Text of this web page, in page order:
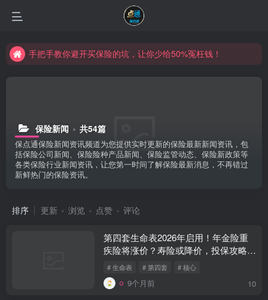
手把手教你避开买保险的坑，让你少给50%冤枉钱！
保险新闻 共54篇
保点通保险新闻资讯频道为您提供实时更新的保险最新新闻资讯，包
括保险公司新闻、保险险种产品新闻、保险监管动态、保险新政策等
各类保险行业新闻资讯，让您第一时间了解保险最新消息，不再错过
新鲜热门的保险资讯。
排序 更新 浏览 点赞 评论
第四套生命表2026年启用！年金险重
疾险将涨价？寿险或降价，投保攻略看
这篇
# 生命表 # 第四套 # 核心
9个月前 10